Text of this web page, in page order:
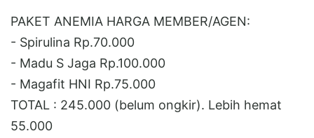
PAKET ANEMIA HARGA MEMBER/AGEN:
- Spirulina Rp.70.000
- Madu S Jaga Rp.100.000
- Magafit HNI Rp.75.000
TOTAL : 245.000 (belum ongkir). Lebih hemat
55.000